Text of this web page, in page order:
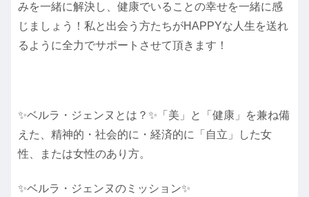
みを一緒に解決し、健康でいることの幸せを一緒に感
じましょう！私と出会う方たちがHAPPYな人生を送れ
るように全力でサポートさせて頂きます！
✨ベルラ・ジェンヌとは？✨「美」と「健康」を兼ね備
えた、精神的・社会的に・経済的に「自立」した女
性、または女性のあり方。
✨ベルラ・ジェンヌのミッション✨